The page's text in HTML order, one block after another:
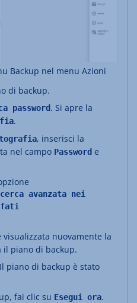
Backup nel menu Azioni
di backup.
password. Si apre la
.
, inserisci la
nel campo Password e
avanzata nei
visualizzata nuovamente la
il piano di backup.
piano di backup è stato
fai clic su Esegui ora.